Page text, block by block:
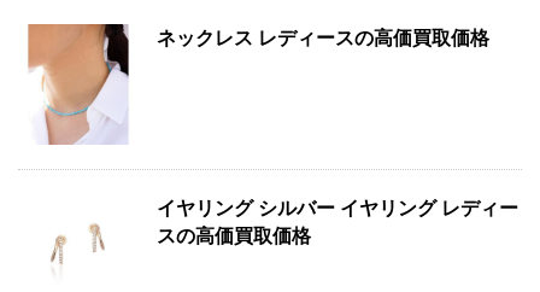
ネックレス レディースの高価買取価格
イヤリング シルバー イヤリング レディー
スの高価買取価格